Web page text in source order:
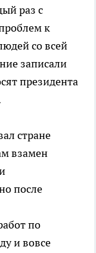
раз с
к
со всей
записали
президента
стране
взамен
после
по
и вовсе